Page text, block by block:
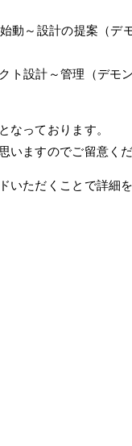
動～設計の提案（デ
ト設計～管理（デモ
なっております。
いますのでご留意くだ
いただくことで詳細